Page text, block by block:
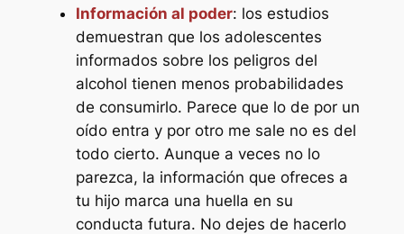
Información al poder: los estudios
demuestran que los adolescentes
informados sobre los peligros del
alcohol tienen menos probabilidades
de consumirlo. Parece que lo de por un
oído entra y por otro me sale no es del
todo cierto. Aunque a veces no lo
parezca, la información que ofreces a
tu hijo marca una huella en su
conducta futura. No dejes de hacerlo